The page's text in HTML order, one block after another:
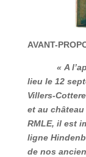
AVANT-
« A
lieu le 12
Villers-
et au
RMLE, il est
ligne
de nos